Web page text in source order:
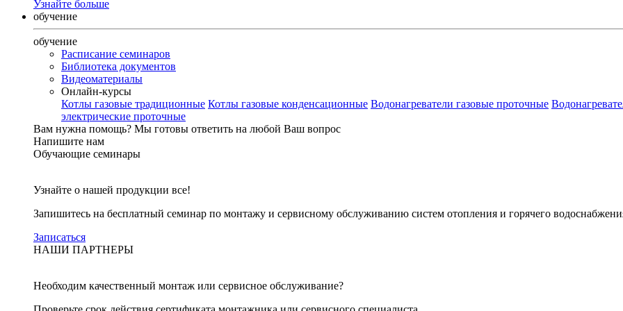
Узнайте больше
обучение
обучение
Расписание семинаров
Библиотека документов
Видеоматериалы
Онлайн-курсы
Котлы газовые традиционные Котлы газовые конденсационные Водонагреватели газовые проточные
электрические проточные
Вам нужна помощь? Мы готовы ответить на любой Ваш вопрос
Напишите нам
Обучающие семинары
Узнайте о нашей продукции все!
Запишитесь на бесплатный семинар по монтажу и сервисному обслуживанию систем отопления и горячего
Записаться
НАШИ ПАРТНЕРЫ
Необходим качественный монтаж или сервисное обслуживание?